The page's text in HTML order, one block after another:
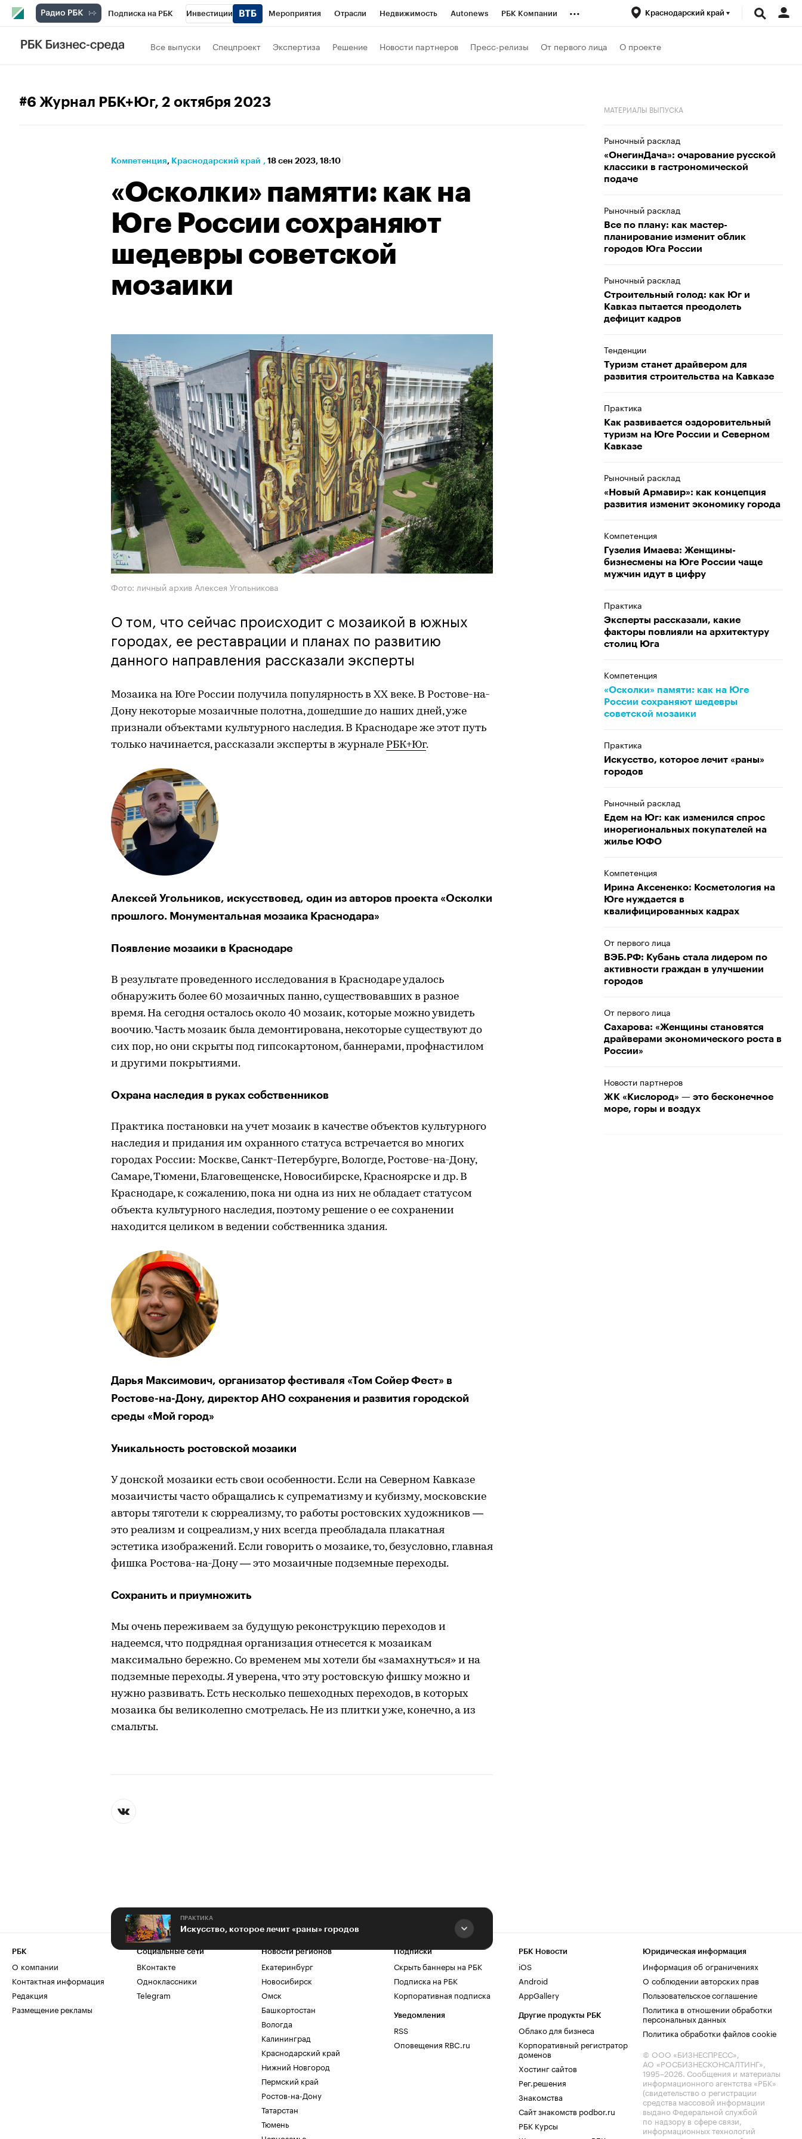
Подписка на РБК Инвестиции Мероприятия Отрасли Недвижимость Autonews РБК Компании
Телеканал
Кредитные рейтинги
... Краснодарский край
Все выпуски Спецпроект Экспертиза Решение Новости партнеров Пресс-релизы От первого лица О проекте
#6 Журнал РБК+Юг, 2 октября 2023
Компетенция⁠, Краснодарский край , 18 сен 2023, 18:10
«Осколки» памяти: как на
Юге России сохраняют
шедевры советской
мозаики
Фото: личный архив Алексея Угольникова
О том, что сейчас происходит с мозаикой в южных
городах, ее реставрации и планах по развитию
данного направления рассказали эксперты
Мозаика на Юге России получила популярность в XX веке. В Ростове-на-
Дону некоторые мозаичные полотна, дошедшие до наших дней, уже
признали объектами культурного наследия. В Краснодаре же этот путь
только начинается, рассказали эксперты в журнале РБК+Юг.
Алексей Угольников, искусствовед, один из авторов проекта «Осколки
прошлого. Монументальная мозаика Краснодара»
Появление мозаики в Краснодаре
В результате проведенного исследования в Краснодаре удалось
обнаружить более 60 мозаичных панно, существовавших в разное
время. На сегодня осталось около 40 мозаик, которые можно увидеть
воочию. Часть мозаик была демонтирована, некоторые существуют до
сих пор, но они скрыты под гипсокартоном, баннерами, профнастилом
и другими покрытиями.
Охрана наследия в руках собственников
Практика постановки на учет мозаик в качестве объектов культурного
наследия и придания им охранного статуса встречается во многих
городах России: Москве, Санкт-Петербурге, Вологде, Ростове-на-Дону,
Самаре, Тюмени, Благовещенске, Новосибирске, Красноярске и др. В
Краснодаре, к сожалению, пока ни одна из них не обладает статусом
объекта культурного наследия, поэтому решение о ее сохранении
находится целиком в ведении собственника здания.
Дарья Максимович, организатор фестиваля «Том Сойер Фест» в
Ростове-на-Дону, директор АНО сохранения и развития городской
среды «Мой город»
Уникальность ростовской мозаики
У донской мозаики есть свои особенности. Если на Северном Кавказе
мозаичисты часто обращались к супрематизму и кубизму, московские
авторы тяготели к сюрреализму, то работы ростовских художников —
это реализм и соцреализм, у них всегда преобладала плакатная
эстетика изображений. Если говорить о мозаике, то, безусловно, главная
фишка Ростова-на-Дону — это мозаичные подземные переходы.
Сохранить и приумножить
Мы очень переживаем за будущую реконструкцию переходов и
надеемся, что подрядная организация отнесется к мозаикам
максимально бережно. Со временем мы хотели бы «замахнуться» и на
подземные переходы. Я уверена, что эту ростовскую фишку можно и
нужно развивать. Есть несколько пешеходных переходов, в которых
мозаика бы великолепно смотрелась. Не из плитки уже, конечно, а из
смальты.
ПРАКТИКА
Искусство, которое лечит «раны» городов
МАТЕРИАЛЫ ВЫПУСКА
Рыночный расклад
«ОнегинДача»: очарование русской
классики в гастрономической
подаче
Рыночный расклад
Все по плану: как мастер-
планирование изменит облик
городов Юга России
Рыночный расклад
Строительный голод: как Юг и
Кавказ пытается преодолеть
дефицит кадров
Тенденции
Туризм станет драйвером для
развития строительства на Кавказе
Практика
Как развивается оздоровительный
туризм на Юге России и Северном
Кавказе
Рыночный расклад
«Новый Армавир»: как концепция
развития изменит экономику города
Компетенция
Гузелия Имаева: Женщины-
бизнесмены на Юге России чаще
мужчин идут в цифру
Практика
Эксперты рассказали, какие
факторы повлияли на архитектуру
столиц Юга
Компетенция
«Осколки» памяти: как на Юге
России сохраняют шедевры
советской мозаики
Практика
Искусство, которое лечит «раны»
городов
Рыночный расклад
Едем на Юг: как изменился спрос
инорегиональных покупателей на
жилье ЮФО
Компетенция
Ирина Аксененко: Косметология на
Юге нуждается в
квалифицированных кадрах
От первого лица
ВЭБ.РФ: Кубань стала лидером по
активности граждан в улучшении
городов
От первого лица
Сахарова: «Женщины становятся
драйверами экономического роста в
России»
Новости партнеров
ЖК «Кислород» — это бесконечное
море, горы и воздух
РБК
О компании
Контактная информация
Редакция
Размещение рекламы
Социальные сети
ВКонтакте
Одноклассники
Telegram
Новости регионов
Екатеринбург
Новосибирск
Омск
Башкортостан
Вологда
Калининград
Краснодарский край
Нижний Новгород
Пермский край
Ростов-на-Дону
Татарстан
Тюмень
Подписки
Скрыть баннеры на РБК
Подписка на РБК
Корпоративная подписка
Уведомления
RSS
Оповещения RBC.ru
РБК Новости
iOS
Android
AppGallery
Другие продукты РБК
Облако для бизнеса
Корпоративный регистратор
доменов
Хостинг сайтов
Рег.решения
Знакомства
Сайт знакомств podbor.ru
РБК Курсы
Юридическая информация
Информация об ограничениях
О соблюдении авторских прав
Пользовательское соглашение
Политика в отношении обработки
персональных данных
Политика обработки файлов cookie
© ООО «БИЗНЕСПРЕСС»,
АО «РОСБИЗНЕСКОНСАЛТИНГ»,
1995–2026. Сообщения и материалы
информационного агентства «РБК»
(свидетельство о регистрации
средства массовой информации
выдано Федеральной службой
по надзору в сфере связи,
информационных технологий